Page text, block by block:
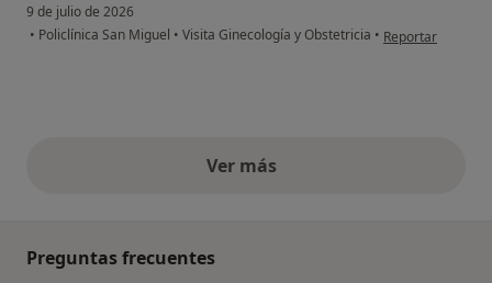
9 de julio de 2026
• Policlínica San Miguel • Visita Ginecología y Obstetricia • en opinión del
Reportar
Ver másopiniones anteriores
Preguntas frecuentes